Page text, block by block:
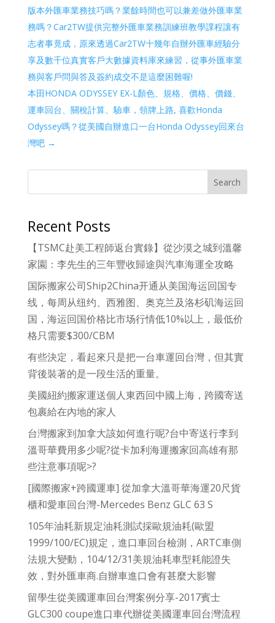
版本外匯車業務技巧嗎？業餘時間也可以兼差做外匯車業
務嗎？Car2TW提供完整外匯車業務訓練班教學課程讓有
志者事竟成，原來透過Car2TW十幾年自辦外匯車經驗分
享及數千位真實客戶大數據資料庫來練習，從事外匯車業
務與客戶問與答及簽約成交不是這麼困難喔!
本田HONDA ODYSSEY EX-L顏色、規格、價格、價錢、
運車回台、關稅計算、驗車，領牌上路, 喜歡Honda
Odyssey嗎？從美國自辦進口一台Honda Odyssey回來台
灣吧→
Search
Recent Posts
【TSMC赴美工程師返台實錄】從沙漠之城到溫馨
家園：李先生的三年豐收歸途與汽車海運全攻略
国际搬家公司Ship2China开通从美国海运回国专
线，每周从纽约、西雅图、奥克兰及洛杉矶海运回
国，海运回国价格比市场行情低10%以上，最低价
格只需要$300/CBM
有些決定，看起來只是把一台車運回台灣，但其實
背後裝著的是一段生活的重量。
美國紐約搬家運送個人東西回中國上海，跨國寄送
包裹給在內地的家人
台灣搬家到加拿大該如何進行呢?台中寄送行李到
溫哥華費用多少呢?從卡加利海運搬家回高雄有那
些注意事項呢>?
[國際搬家+跨國運車] 從加拿大溫哥華海運20尺貨
櫃和愛車回台灣-Mercedes Benz GLC 63 S
105年油耗新規定油耗測試採歐規油耗(歐盟
1999/100/EC)規定，進口車回台檢測，ARTC車側
法規大變動，104/12/31美規油耗車型耗能證失
效，對外匯車商.自辦車進口會有甚麼大影響
留學生從美國運車回台灣案例分享-2017賓士
GLC300 coupe進口車代辦從美國運車回台灣流程